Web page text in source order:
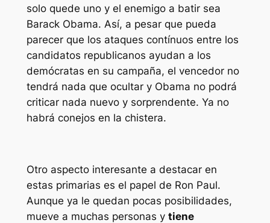
solo quede uno y el enemigo a batir sea
Barack Obama. Así, a pesar que pueda
parecer que los ataques contínuos entre los
candidatos republicanos ayudan a los
demócratas en su campaña, el vencedor no
tendrá nada que ocultar y Obama no podrá
criticar nada nuevo y sorprendente. Ya no
habrá conejos en la chistera.
Otro aspecto interesante a destacar en
estas primarias es el papel de Ron Paul.
Aunque ya le quedan pocas posibilidades,
mueve a muchas personas y tiene